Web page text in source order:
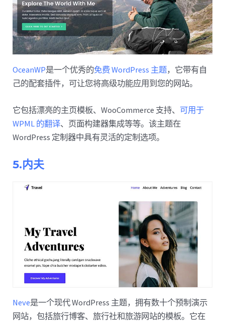
OceanWP是一个优秀的免费 WordPress 主题，它带有自
己的配套插件，可让您将高级功能应用到您的网站。
它包括漂亮的主页模板、WooCommerce 支持、 可用于
WPML 的翻译、页面构建器集成等等。该主题在
WordPress 定制器中具有灵活的定制选项。
5.内夫
Neve是一个现代 WordPress 主题，拥有数十个预制演示
网站，包括旅行博客、旅行社和旅游网站的模板。它在